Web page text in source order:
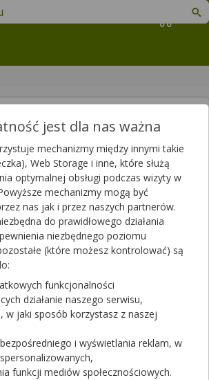
Koszyk
sonicznych
15:16 Aktualizacja: 2023-12-06 11:23
szczoteczki do zębów nie są
zadbać o higienę jamy ustnej.
z nich decyduje się na stosowanie
które pozwalają na dokładne i
Coraz większym powodzeniem cieszy
rodzaj szczoteczek, a są nim szczoteczki
przedstawimy ranking 3 najlepszych
w różnym przedziale cenowym.
przez:
Bartłomiej Łuczyński
jest dla nas ważna
mechanizmy między innymi takie
Web Storage i inne, które służą
optymalnej obsługi podczas wizyty w
mechanizmy mogą być
nas jak i przez naszych partnerów.
do prawidłowego działania
niezbędnego poziomu
(które możesz kontrolować) są
funkcjonalności
działanie naszego serwisu,
w jaki sposób korzystasz z naszej
i wyświetlania reklam, w
funkcji mediów społecznościowych.